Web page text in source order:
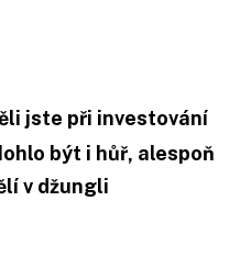
jste při investování
být i hůř, alespoň
v džungli